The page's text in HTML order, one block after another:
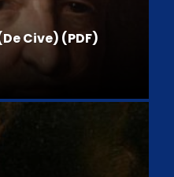
Cive) (PDF)